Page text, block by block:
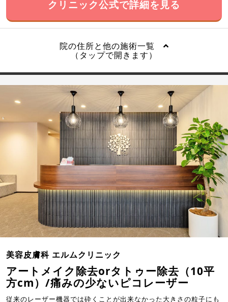
クリニック公式で詳細を見る
院の住所と他の施術一覧
（タップで開きます）
美容皮膚科 エルムクリニック
アートメイク除去orタトゥー除去（10平
方cm）/痛みの少ないピコレーザー
従来のレーザー機器では砕くことが出来なかった大きさの粒子にも